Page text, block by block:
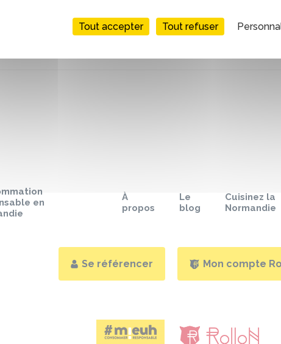
en
À
propos
Le
blog
Cuisinez la
Normandie
Se référencer Mon compte
Tout accepter Tout refuser